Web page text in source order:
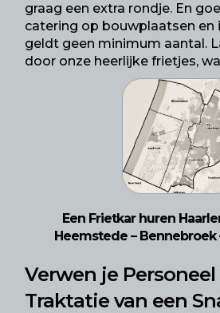
graag een extra rondje. En
catering op bouwplaatsen en
geldt geen minimum aantal.
door onze heerlijke frietjes,
Een Frietkar huren
Heemstede –
Verwen je
Traktatie van een